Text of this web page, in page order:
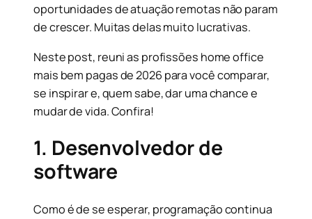
oportunidades de atuação remotas não param
de crescer. Muitas delas muito lucrativas.
Neste post, reuni as profissões home office
mais bem pagas de 2026 para você comparar,
se inspirar e, quem sabe, dar uma chance e
mudar de vida. Confira!
1. Desenvolvedor de
software
Como é de se esperar, programação continua